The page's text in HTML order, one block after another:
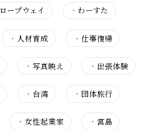
ロープウェイ ・ わーすた
・ 人材育成 ・ 仕事復帰
・写真映え ・ 出張体験
・ 台湾 ・ 団体旅行
・女性起業家 ・ 宮島